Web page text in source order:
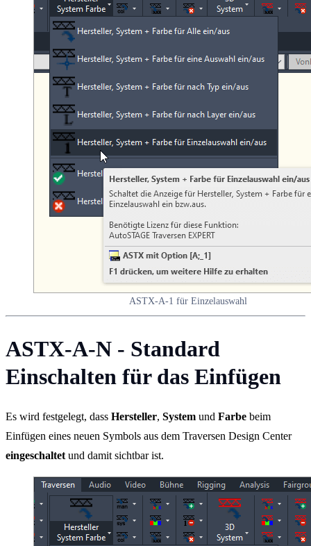
ASTX-A-1 für Einzelauswahl
ASTX-A-N - Standard
Einschalten für das Einfügen
Es wird festgelegt, dass Hersteller, System und Farbe beim
Einfügen eines neuen Symbols aus dem Traversen Design Center
eingeschaltet und damit sichtbar ist.